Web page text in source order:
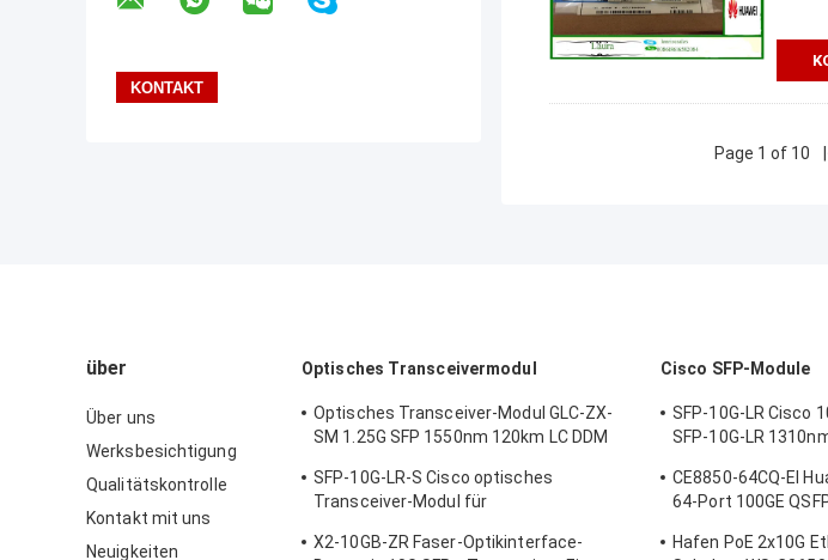
Page 1 of 10
über
Über uns
Werksbesichtigung
Qualitätskontrolle
Kontakt mit uns
Neuigkeiten
Optisches Transceivermodul
Optisches Transceiver-Modul GLC-ZX-
SM 1.25G SFP 1550nm 120km LC DDM
SFP-10G-LR-S Cisco optisches
Transceiver-Modul für
Verdrahtungs-Wandschrank
X2-10GB-ZR Faser-Optikinterface-
Cisco SFP-Module
SFP-10G-LR Cisco
SFP-10G-LR
CE8850-64CQ-EI
64-Port 100GE
Hafen PoE 2x10G